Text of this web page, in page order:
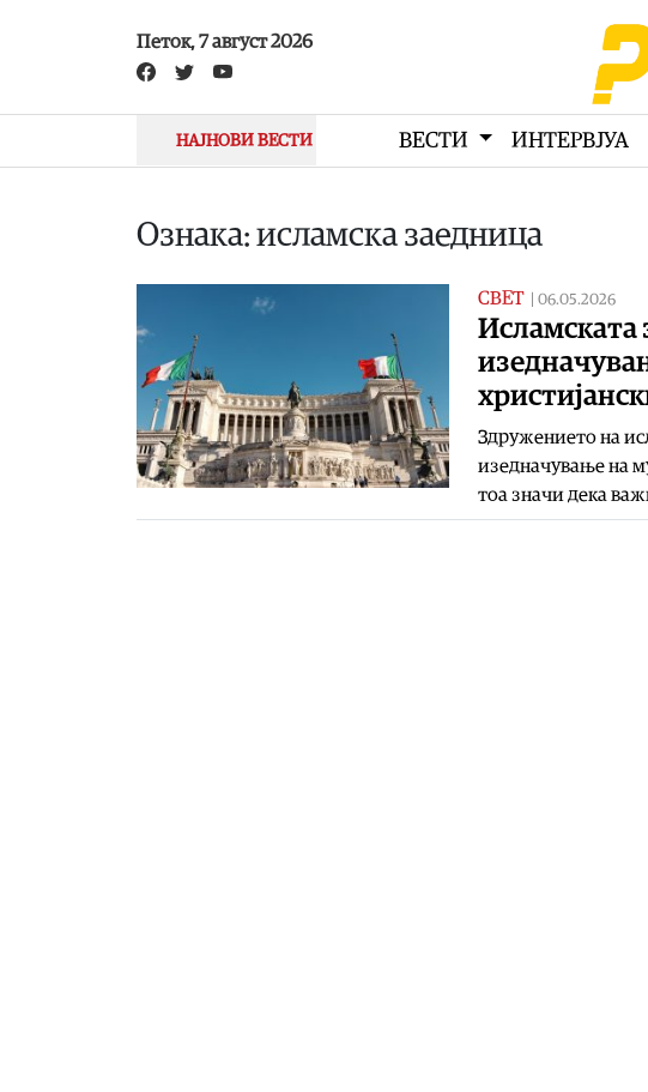
Петок, 7 август 2026
НАЈНОВИ ВЕСТИ ВЕСТИ ИНТЕРВЈУА
Ознака: исламска заедница
СВЕТ | 06.05.2026
Исламската
Здружението на
изедначување на
тоа значи дека